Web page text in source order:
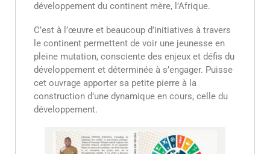
développement du continent mère, l’Afrique.
C’est à l’œuvre et beaucoup d’initiatives à travers
le continent permettent de voir une jeunesse en
pleine mutation, consciente des enjeux et défis du
développement et déterminée à s’engager. Puisse
cet ouvrage apporter sa petite pierre à la
construction d’une dynamique en cours, celle du
développement.